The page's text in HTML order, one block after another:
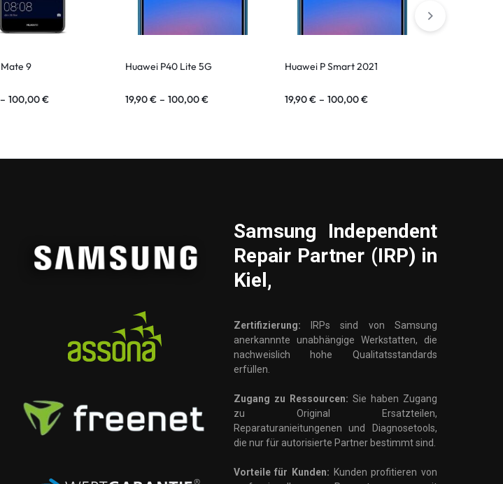
9
– 100,00€
Huawei P40 Lite 5G
19,90€ – 100,00€
Huawei P Smart 2021
19,90€ – 100,00€
Samsung Independent
Repair Partner (IRP) in
Kiel,
Zertifizierung: IRPs sind von Samsung
anerkannnte unabhängige Werkstatten, die
nachweislich hohe Qualitatsstandards
erfüllen.
Zugang zu Ressourcen: Sie haben Zugang
zu Original Ersatzteilen,
Reparaturanieitungenen und Diagnosetools,
die nur für autorisierte Partner bestimmt sind.
Vorteile für Kunden: Kunden profitieren von